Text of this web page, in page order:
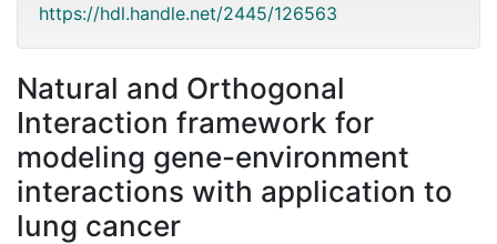
https://hdl.handle.net/2445/126563
Natural and Orthogonal
Interaction framework for
modeling gene-environment
interactions with application to
lung cancer